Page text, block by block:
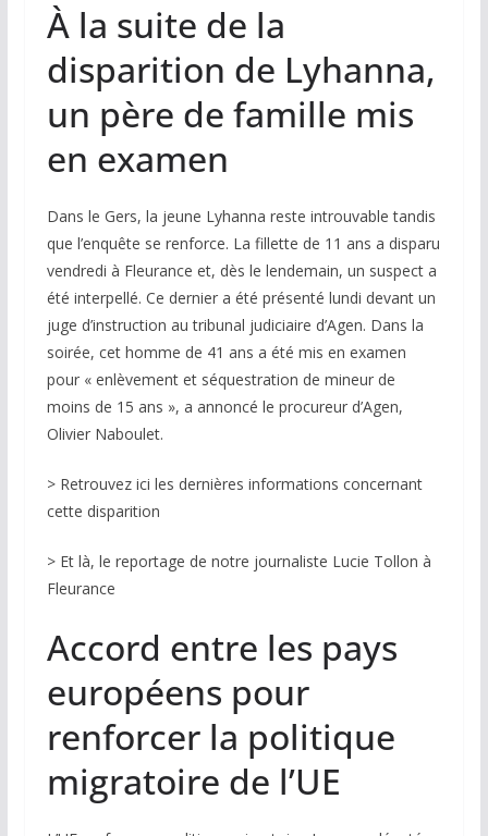
À la suite de la
disparition de Lyhanna,
un père de famille mis
en examen
Dans le Gers, la jeune Lyhanna reste introuvable tandis
que l’enquête se renforce. La fillette de 11 ans a disparu
vendredi à Fleurance et, dès le lendemain, un suspect a
été interpellé. Ce dernier a été présenté lundi devant un
juge d’instruction au tribunal judiciaire d’Agen. Dans la
soirée, cet homme de 41 ans a été mis en examen
pour « enlèvement et séquestration de mineur de
moins de 15 ans », a annoncé le procureur d’Agen,
Olivier Naboulet.
> Retrouvez ici les dernières informations concernant
cette disparition
> Et là, le reportage de notre journaliste Lucie Tollon à
Fleurance
Accord entre les pays
européens pour
renforcer la politique
migratoire de l’UE